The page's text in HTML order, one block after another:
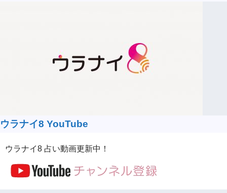
ウラナイ8 YouTube
ウラナイ8 占い動画更新中！